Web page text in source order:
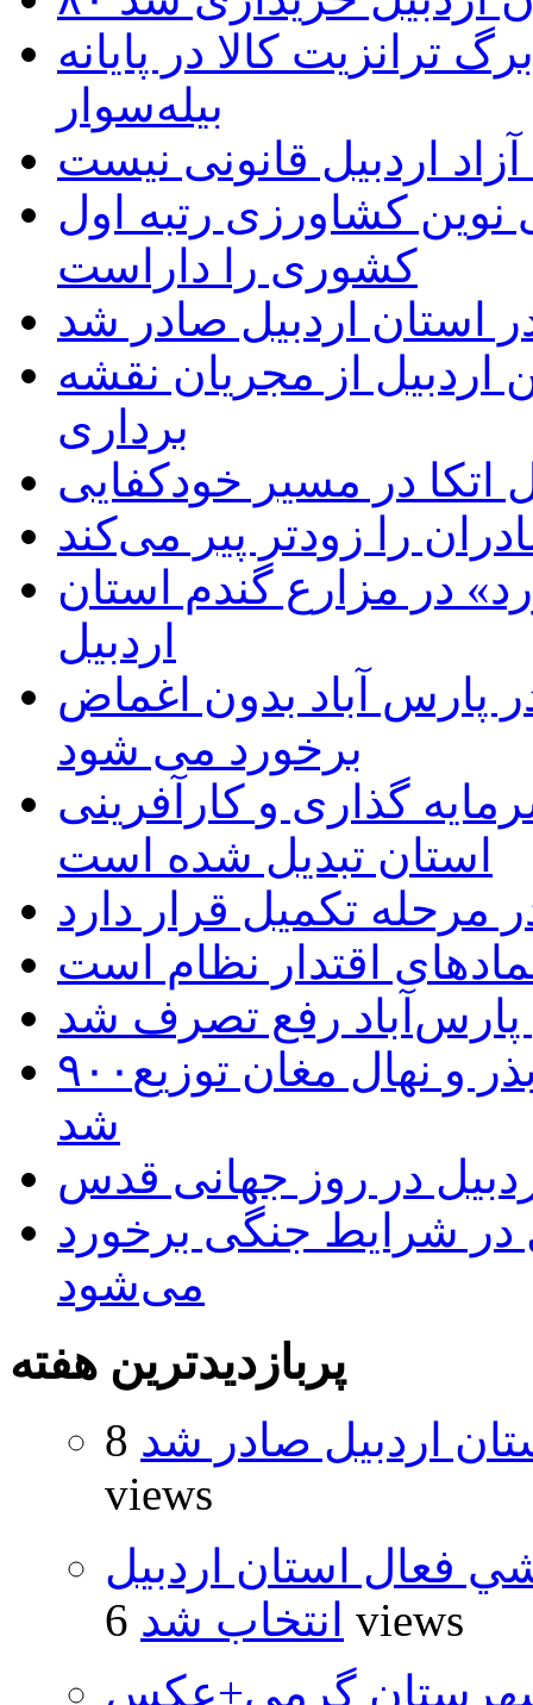
کالا در پایانه
بیله‌سوار
اردبیل قانونی نیست
نوین کشاورزی رتبه اول
کشوری را داراست
استان اردبیل صادر شد
از مجریان نقشه
برداری
در مسیر خودکفایی
را زودتر پیر می‌کند
در مزارع گندم استان
اردبیل
پارس آباد بدون اغماض
برخورد می شود
گذاری و کارآفرینی
استان تبدیل شده است
مرحله تکمیل قرار دارد
اقتدار نظام است
پارس‌آباد رفع تصرف شد
۹۰۰هزار اصله نهال توسط ایستگاه بذر و نهال مغان توزیع
شد
در روز جهانی قدس
در شرایط جنگی برخورد
می‌شود
پربازدیدترین هفته
اردبیل صادر شد 8
views
فعال استان اردبيل
انتخاب شد 6 views
گرمی+عکس